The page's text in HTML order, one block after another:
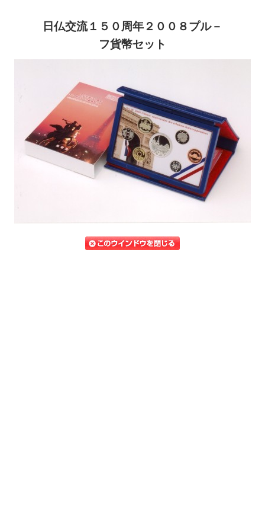
日仏交流１５０周年２００８プル－
フ貨幣セット